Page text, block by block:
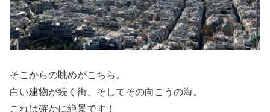
そこからの眺めがこちら。
白い建物が続く街、そしてその向こうの海。
これは確かに絶景です！